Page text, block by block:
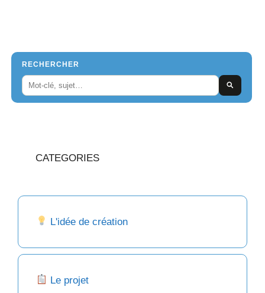
RECHERCHER
CATEGORIES
L'idée de création
Le projet